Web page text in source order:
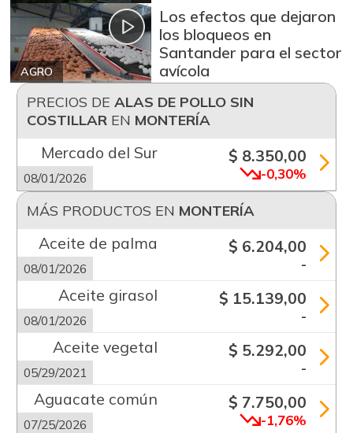
AGRO
Los efectos que dejaron
los bloqueos en
Santander para el sector
avícola
PRECIOS DE ALAS DE POLLO SIN
COSTILLAREN MONTERÍA
Mercado del Sur
08/01/2026
$ 8.350,00
-0,30%
MÁS PRODUCTOS EN MONTERÍA
Aceite de palma
08/01/2026
$ 6.204,00
-
Aceite girasol
08/01/2026
$ 15.139,00
-
Aceite vegetal
05/29/2021
$ 5.292,00
-
Aguacate común
07/25/2026
$ 7.750,00
-1,76%